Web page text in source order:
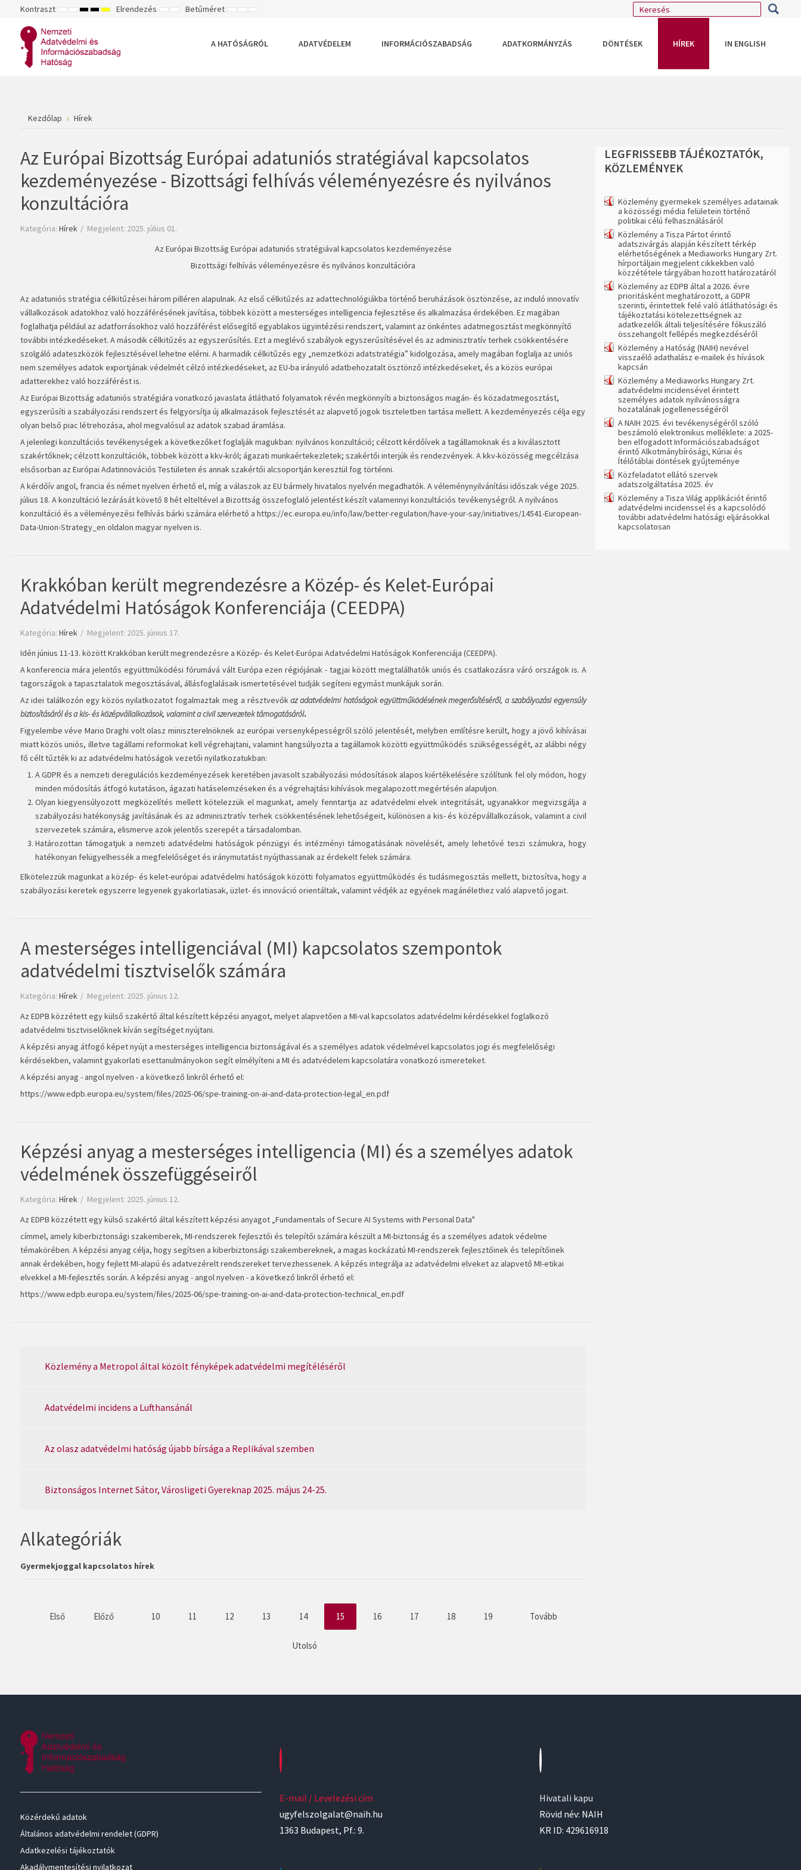
Kontraszt ALAPÉRTELMEZETT
ÉJSZAKAI
NAGY
FEHÉR
MÓD
NAGY
SÁRGA
MÓD
NAGY
MÓD
Elrendezés RÖGZÍTETT
SZÉLES
Betűméret KISEBB
ALAPÉRTELMEZETT
NAGYOBB
A HATÓSÁGRÓL
ADATVÉDELEM INFORMÁCIÓSZABADSÁG ADATKORMÁNYZÁS DÖNTÉSEK HÍREK IN ENGLISH
Kezdőlap Hírek
Az Európai Bizottság Európai adatuniós stratégiával kapcsolatos
kezdeményezése - Bizottsági felhívás véleményezésre és nyilvános
konzultációra
Kategória: Hírek
Megjelent: 2025. július 01.
Az Európai Bizottság Európai adatuniós stratégiával kapcsolatos kezdeményezése
Bizottsági felhívás véleményezésre és nyilvános konzultációra
Az adatuniós stratégia célkitűzései három pilléren alapulnak. Az első célkitűzés az adattechnológiákba történő beruházások ösztönzése, az induló innovatív
vállalkozások adatokhoz való hozzáférésének javítása, többek között a mesterséges intelligencia fejlesztése és alkalmazása érdekében. Ez magában
foglalhatja például az adatforrásokhoz való hozzáférést elősegítő egyablakos ügyintézési rendszert, valamint az önkéntes adatmegosztást megkönnyítő
további intézkedéseket. A második célkitűzés az egyszerűsítés. Ezt a meglévő szabályok egyszerűsítésével és az adminisztratív terhek csökkentésére
szolgáló adateszközök fejlesztésével lehetne elérni. A harmadik célkitűzés egy „nemzetközi adatstratégia” kidolgozása, amely magában foglalja az uniós
nem személyes adatok exportjának védelmét célzó intézkedéseket, az EU-ba irányuló adatbehozatalt ösztönző intézkedéseket, és a közös európai
adatterekhez való hozzáférést is.
Az Európai Bizottság adatuniós stratégiára vonatkozó javaslata átlátható folyamatok révén megkönnyíti a biztonságos magán- és közadatmegosztást,
egyszerűsíti a szabályozási rendszert és felgyorsítja új alkalmazások fejlesztését az alapvető jogok tiszteletben tartása mellett. A kezdeményezés célja egy
olyan belső piac létrehozása, ahol megvalósul az adatok szabad áramlása.
A jelenlegi konzultációs tevékenységek a következőket foglalják magukban: nyilvános konzultáció; célzott kérdőívek a tagállamoknak és a kiválasztott
szakértőknek; célzott konzultációk, többek között a kkv-król; ágazati munkaértekezletek; szakértői interjúk és rendezvények. A kkv-közösség megcélzása
elsősorban az Európai Adatinnovációs Testületen és annak szakértői alcsoportján keresztül fog történni.
A kérdőív angol, francia és német nyelven érhető el, míg a válaszok az EU bármely hivatalos nyelvén megadhatók. A véleménynyilvánítási időszak vége 2025.
július 18. A konzultáció lezárását követő 8 hét elteltével a Bizottság összefoglaló jelentést készít valamennyi konzultációs tevékenységről. A nyilvános
konzultáció és a véleményezési felhívás bárki számára elérhető a https://ec.europa.eu/info/law/better-regulation/have-your-say/initiatives/14541-European-
Data-Union-Strategy_en oldalon magyar nyelven is.
Krakkóban került megrendezésre a Közép- és Kelet-Európai
Adatvédelmi Hatóságok Konferenciája (CEEDPA)
Kategória: Hírek
Megjelent: 2025. június 17.
Idén június 11-13. között Krakkóban került megrendezésre a Közép- és Kelet-Európai Adatvédelmi Hatóságok Konferenciája (CEEDPA).
A konferencia mára jelentős együttműködési fórumává vált Európa ezen régiójának - tagjai között megtalálhatók uniós és csatlakozásra váró országok is. A
tagországok a tapasztalatok megosztásával, állásfoglalásaik ismertetésével tudják segíteni egymást munkájuk során.
Az idei találkozón egy közös nyilatkozatot fogalmaztak meg a résztvevőkaz adatvédelmi hatóságok együttműködésének megerősítéséről, a szabályozási egyensúly
biztosításáról és a kis- és középvállalkozások, valamint a civil szervezetek támogatásáról.
Figyelembe véve Mario Draghi volt olasz miniszterelnöknek az európai versenyképességről szóló jelentését, melyben említésre került, hogy a jövő kihívásai
miatt közös uniós, illetve tagállami reformokat kell végrehajtani, valamint hangsúlyozta a tagállamok közötti együttműködés szükségességét, az alábbi négy
fő célt tűzték ki az adatvédelmi hatóságok vezetői nyilatkozatukban:
A GDPR és a nemzeti deregulációs kezdeményezések keretében javasolt szabályozási módosítások alapos kiértékelésére szólítunk fel oly módon, hogy
minden módosítás átfogó kutatáson, ágazati hatáselemzéseken és a végrehajtási kihívások megalapozott megértésén alapuljon.
Olyan kiegyensúlyozott megközelítés mellett kötelezzük el magunkat, amely fenntartja az adatvédelmi elvek integritását, ugyanakkor megvizsgálja a
szabályozási hatékonyság javításának és az adminisztratív terhek csökkentésének lehetőségeit, különösen a kis- és középvállalkozások, valamint a civil
szervezetek számára, elismerve azok jelentős szerepét a társadalomban.
Határozottan támogatjuk a nemzeti adatvédelmi hatóságok pénzügyi és intézményi támogatásának növelését, amely lehetővé teszi számukra, hogy
hatékonyan felügyelhessék a megfelelőséget és iránymutatást nyújthassanak az érdekelt felek számára.
Elkötelezzük magunkat a közép- és kelet-európai adatvédelmi hatóságok közötti folyamatos együttműködés és tudásmegosztás mellett, biztosítva, hogy a
szabályozási keretek egyszerre legyenek gyakorlatiasak, üzlet- és innováció orientáltak, valamint védjék az egyének magánélethez való alapvető jogait.
A mesterséges intelligenciával (MI) kapcsolatos szempontok
adatvédelmi tisztviselők számára
Kategória: Hírek
Megjelent: 2025. június 12.
Az EDPB közzétett egy külső szakértő által készített képzési anyagot, melyet alapvetően a MI-val kapcsolatos adatvédelmi kérdésekkel foglalkozó
adatvédelmi tisztviselőknek kíván segítséget nyújtani.
A képzési anyag átfogó képet nyújt a mesterséges intelligencia biztonságával és a személyes adatok védelmével kapcsolatos jogi és megfelelőségi
kérdésekben, valamint gyakorlati esettanulmányokon segít elmélyíteni a MI és adatvédelem kapcsolatára vonatkozó ismereteket.
A képzési anyag - angol nyelven - a következő linkről érhető el:
https://www.edpb.europa.eu/system/files/2025-06/spe-training-on-ai-and-data-protection-legal_en.pdf
Képzési anyag a mesterséges intelligencia (MI) és a személyes adatok
védelmének összefüggéseiről
Kategória: Hírek
Megjelent: 2025. június 12.
Az EDPB közzétett egy külső szakértő által készített képzési anyagot „Fundamentals of Secure AI Systems with Personal Data"
címmel, amely kiberbiztonsági szakemberek, MI-rendszerek fejlesztői és telepítői számára készült a MI-biztonság és a személyes adatok védelme
témakörében. A képzési anyag célja, hogy segítsen a kiberbiztonsági szakembereknek, a magas kockázatú MI-rendszerek fejlesztőinek és telepítőinek
annak érdekében, hogy fejlett MI-alapú és adatvezérelt rendszereket tervezhessenek. A képzés integrálja az adatvédelmi elveket az alapvető MI-etikai
elvekkel a MI-fejlesztés során. A képzési anyag - angol nyelven - a következő linkről érhető el:
https://www.edpb.europa.eu/system/files/2025-06/spe-training-on-ai-and-data-protection-technical_en.pdf
Közlemény a Metropol által közölt fényképek adatvédelmi megítéléséről
Adatvédelmi incidens a Lufthansánál
Az olasz adatvédelmi hatóság újabb bírsága a Replikával szemben
Biztonságos Internet Sátor, Városligeti Gyereknap 2025. május 24-25.
Alkategóriák
Gyermekjoggal kapcsolatos hírek
Első Előző 10 11 12 13 14 15 16 17 18 19 Tovább
Utolsó
LEGFRISSEBB TÁJÉKOZTATÓK,
KÖZLEMÉNYEK
Közlemény gyermekek személyes adatainak
a közösségi média felületein történő
politikai célú felhasználásáról
Közlemény a Tisza Pártot érintő
adatszivárgás alapján készített térkép
elérhetőségének a Mediaworks Hungary Zrt.
hírportáljain megjelent cikkekben való
közzététele tárgyában hozott határozatáról
Közlemény az EDPB által a 2026. évre
prioritásként meghatározott, a GDPR
szerinti, érintettek felé való átláthatósági és
tájékoztatási kötelezettségnek az
adatkezelők általi teljesítésére fókuszáló
összehangolt fellépés megkezdéséről
Közlemény a Hatóság (NAIH) nevével
visszaélő adathalász e-mailek és hívások
kapcsán
Közlemény a Mediaworks Hungary Zrt.
adatvédelmi incidensével érintett
személyes adatok nyilvánosságra
hozatalának jogellenességéről
A NAIH 2025. évi tevékenységéről szóló
beszámoló elektronikus melléklete: a 2025-
ben elfogadott Információszabadságot
érintő Alkotmánybírósági, Kúriai és
Ítélőtáblai döntések gyűjteménye
Közfeladatot ellátó szervek
adatszolgáltatása 2025. év
Közlemény a Tisza Világ applikációt érintő
adatvédelmi incidenssel és a kapcsolódó
további adatvédelmi hatósági eljárásokkal
kapcsolatosan
Közérdekű adatok
Általános adatvédelmi rendelet (GDPR)
Adatkezelési tájékoztatók
Akadálymentesítési nyilatkozat
E-mail / Levelezési cím
ugyfelszolgalat@naih.hu
1363 Budapest, Pf.: 9.
Hivatali kapu
Rövid név: NAIH
KR ID: 429616918